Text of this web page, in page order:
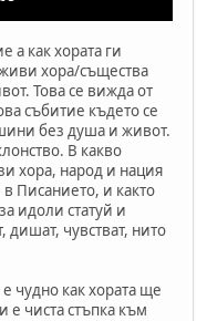
а как хората ги
хора/същества
Това се вижда от
събитие където се
без душа и живот.
В какво
хора, народ и нация
в Писанието, и както
идоли статуй и
дишат, чувстват, нито
чудно как хората ще
е чиста стъпка към